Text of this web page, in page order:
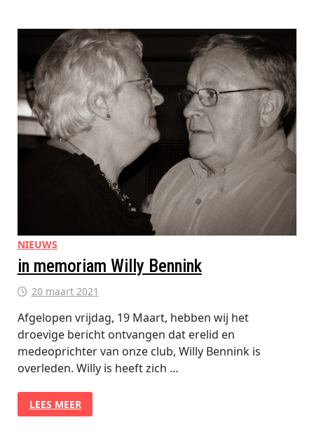
NADELEN
EEN
DUITSE
HERDERSHOND?
NIEUWS
in memoriam Willy Bennink
20 maart 2021
Afgelopen vrijdag, 19 Maart, hebben wij het
droevige bericht ontvangen dat erelid en
medeoprichter van onze club, Willy Bennink is
overleden. Willy is heeft zich …
IN
MEMORIAM
WILLY
LEES MEER